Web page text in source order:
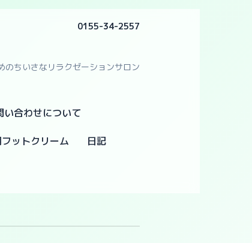
0155-34-2557
のちいさなリラクゼーションサロン
い合わせについて
ットクリーム 日記